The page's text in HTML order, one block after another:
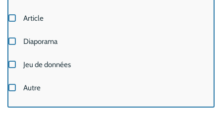
Article
Diaporama
Jeu de données
Autre